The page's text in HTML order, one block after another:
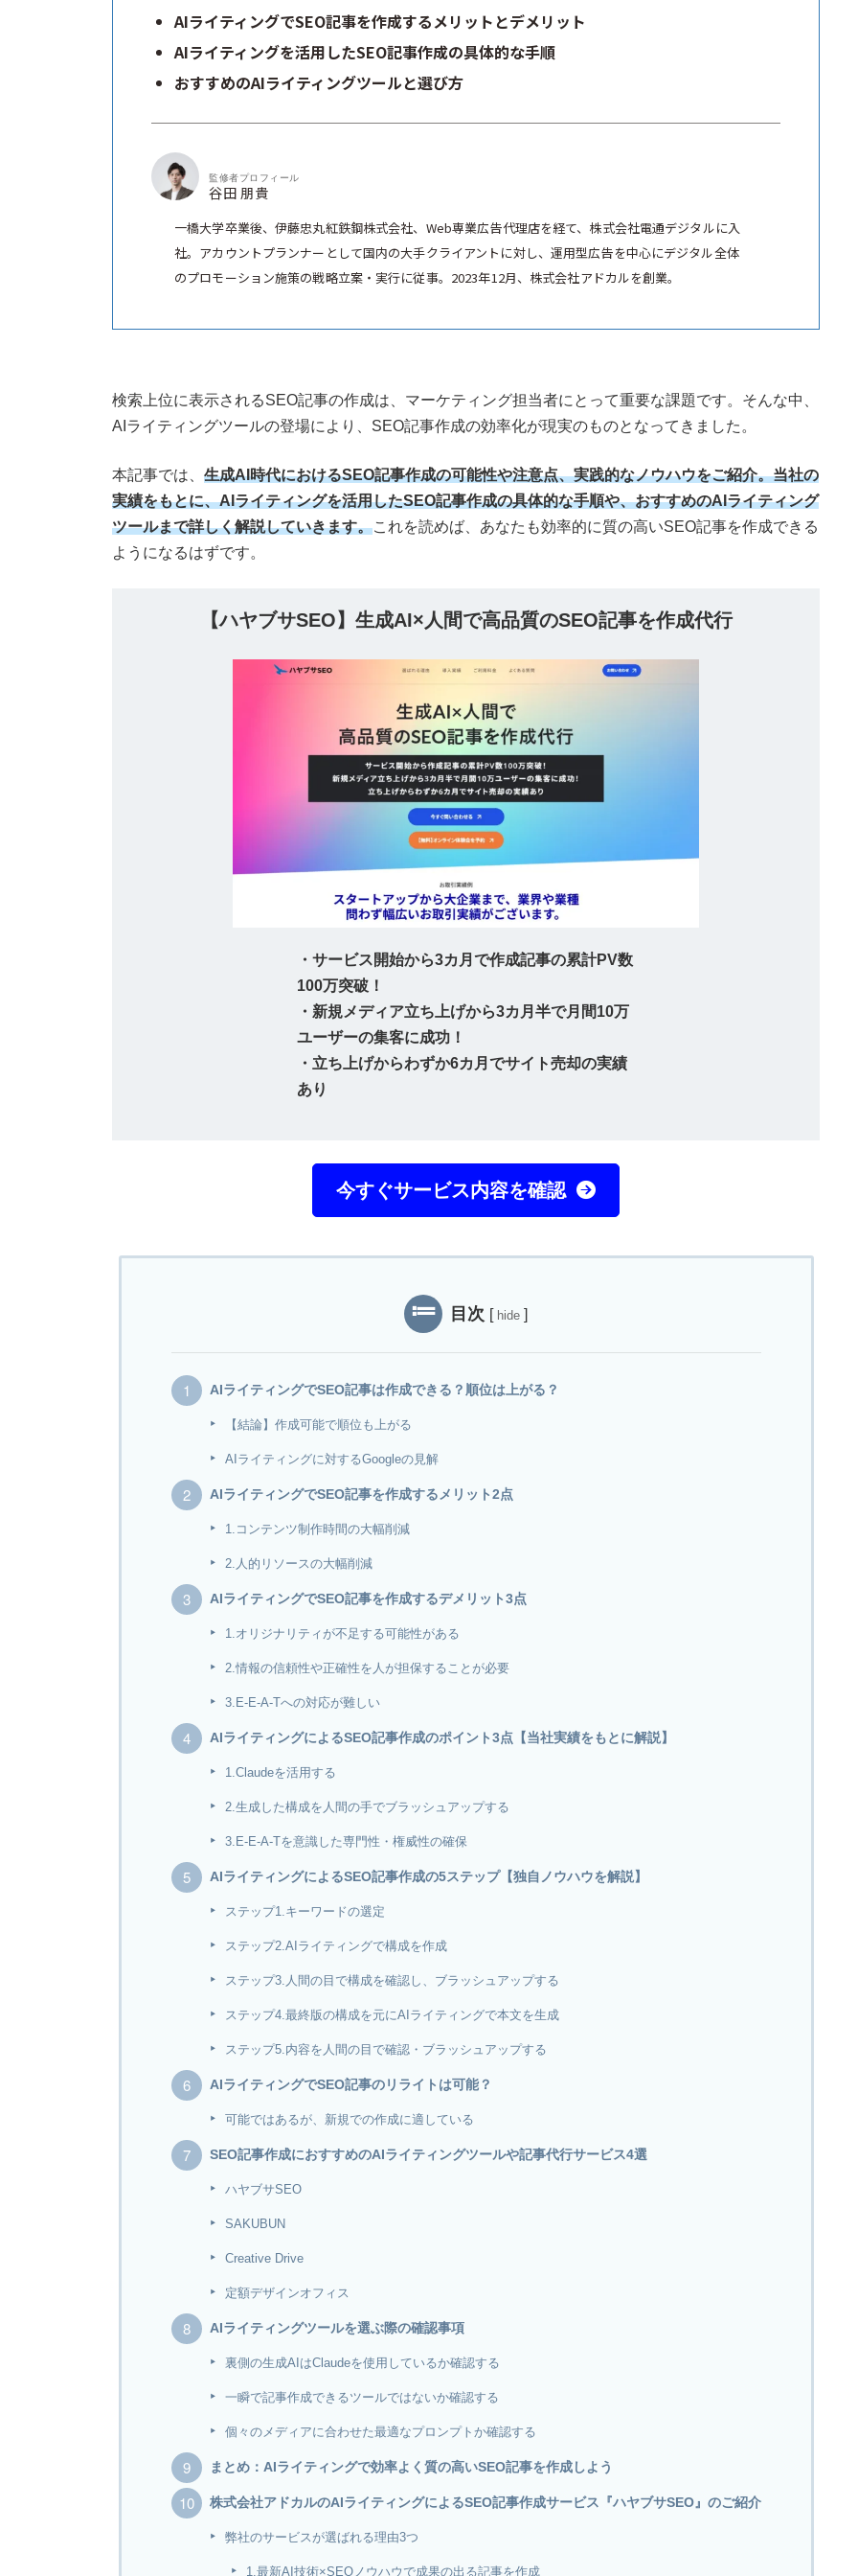
AIライティングでSEO記事を作成するメリットとデメリット
AIライティングを活用したSEO記事作成の具体的な手順
おすすめのAIライティングツールと選び方
監修者プロフィール
谷田 朋貴
一橋大学卒業後、伊藤忠丸紅鉄鋼株式会社、Web専業広告代理店を経て、株式会社電通デジタルに入
社。アカウントプランナーとして国内の大手クライアントに対し、運用型広告を中心にデジタル全体
のプロモーション施策の戦略立案・実行に従事。2023年12月、株式会社アドカルを創業。
検索上位に表示されるSEO記事の作成は、マーケティング担当者にとって重要な課題です。そんな中、
AIライティングツールの登場により、SEO記事作成の効率化が現実のものとなってきました。
本記事では、 生成AI時代におけるSEO記事作成の可能性や注意点、実践的なノウハウをご紹介。当社の
実績をもとに、AIライティングを活用したSEO記事作成の具体的な手順や、おすすめのAIライティング
ツールまで詳しく解説していきます。これを読めば、あなたも効率的に質の高いSEO記事を作成できる
ようになるはずです。
【ハヤブサSEO】生成AI×人間で高品質のSEO記事を作成代行
・サービス開始から3カ月で作成記事の累計PV数
100万突破！
・新規メディア立ち上げから3カ月半で月間10万
ユーザーの集客に成功！
・立ち上げからわずか6カ月でサイト売却の実績
あり
今すぐサービス内容を確認
目次 [ hide ]
AIライティングでSEO記事は作成できる？順位は上がる？
【結論】作成可能で順位も上がる
AIライティングに対するGoogleの見解
AIライティングでSEO記事を作成するメリット2点
1.コンテンツ制作時間の大幅削減
2.人的リソースの大幅削減
AIライティングでSEO記事を作成するデメリット3点
1.オリジナリティが不足する可能性がある
2.情報の信頼性や正確性を人が担保することが必要
3.E-E-A-Tへの対応が難しい
AIライティングによるSEO記事作成のポイント3点【当社実績をもとに解説】
1.Claudeを活用する
2.生成した構成を人間の手でブラッシュアップする
3.E-E-A-Tを意識した専門性・権威性の確保
AIライティングによるSEO記事作成の5ステップ【独自ノウハウを解説】
ステップ1.キーワードの選定
ステップ2.AIライティングで構成を作成
ステップ3.人間の目で構成を確認し、ブラッシュアップする
ステップ4.最終版の構成を元にAIライティングで本文を生成
ステップ5.内容を人間の目で確認・ブラッシュアップする
AIライティングでSEO記事のリライトは可能？
可能ではあるが、新規での作成に適している
SEO記事作成におすすめのAIライティングツールや記事代行サービス4選
ハヤブサSEO
SAKUBUN
Creative Drive
定額デザインオフィス
AIライティングツールを選ぶ際の確認事項
裏側の生成AIはClaudeを使用しているか確認する
一瞬で記事作成できるツールではないか確認する
個々のメディアに合わせた最適なプロンプトか確認する
まとめ：AIライティングで効率よく質の高いSEO記事を作成しよう
株式会社アドカルのAIライティングによるSEO記事作成サービス『ハヤブサSEO』のご紹介
弊社のサービスが選ばれる理由3つ
1.最新AI技術×SEOノウハウで成果の出る記事を作成